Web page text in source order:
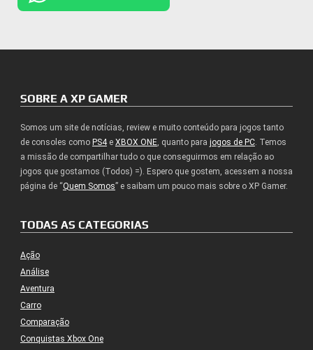
SOBRE A XP GAMER
Somos um site de notícias, review e muito conteúdo para jogos tanto
de consoles como PS4e XBOX ONE, quanto para jogos de PC. Temos
a missão de compartilhar tudo o que conseguirmos em relação ao
jogos que gostamos (Todos) =). Espero que gostem, acessem a nossa
página de “Quem Somos” e saibam um pouco mais sobre o XP Gamer.
TODAS AS CATEGORIAS
Ação
Análise
Aventura
Carro
Comparação
Conquistas Xbox One